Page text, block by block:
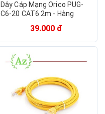
Dây Cáp Mạng Orico PUG-
C6-20 CAT6 2m - Hàng
39.000 đ